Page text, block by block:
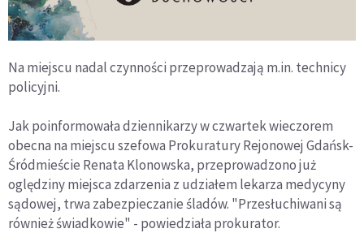
Na miejscu nadal czynności przeprowadzają m.in. technicy
policyjni.
Jak poinformowała dziennikarzy w czwartek wieczorem
obecna na miejscu szefowa Prokuratury Rejonowej Gdańsk-
Śródmieście Renata Klonowska, przeprowadzono już
oględziny miejsca zdarzenia z udziałem lekarza medycyny
sądowej, trwa zabezpieczanie śladów. "Przesłuchiwani są
również świadkowie" - powiedziała prokurator.